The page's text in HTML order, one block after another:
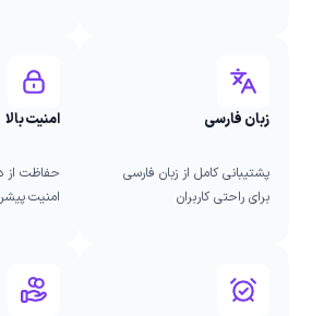
زبان فارسی
پشتیبانی کامل از زبان فارسی
برای راحتی کاربران
امنیت بالا
حفاظت از
امنیت